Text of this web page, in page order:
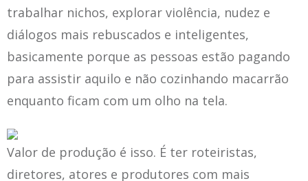
trabalhar nichos, explorar violência, nudez e
diálogos mais rebuscados e inteligentes,
basicamente porque as pessoas estão pagando
para assistir aquilo e não cozinhando macarrão
enquanto ficam com um olho na tela.
Valor de produção é isso. É ter roteiristas,
diretores, atores e produtores com mais